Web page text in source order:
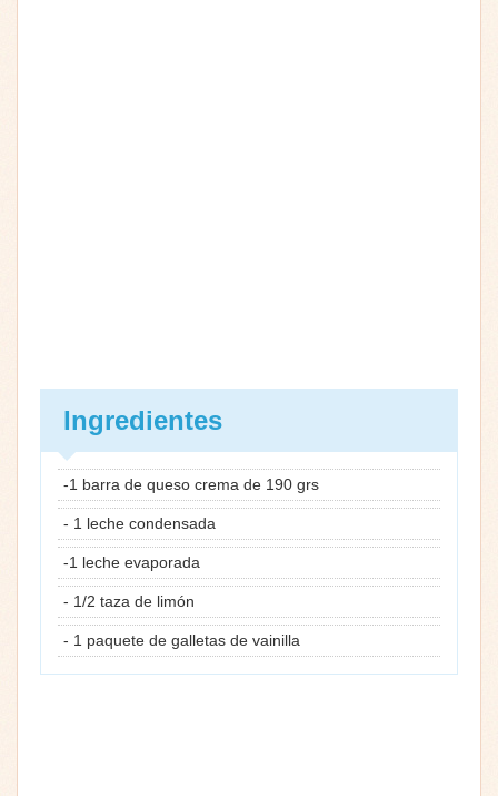
Ingredientes
-1 barra de queso crema de 190 grs
- 1 leche condensada
-1 leche evaporada
- 1/2 taza de limón
- 1 paquete de galletas de vainilla